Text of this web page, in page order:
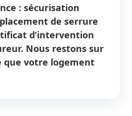
: sécurisation
de serrure
d’intervention
Nous restons sur
que votre logement